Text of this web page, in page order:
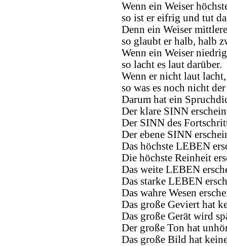
Wenn ein Weiser
so ist er eifrig und tut
Denn ein Weiser
so glaubt er halb, halb
Wenn ein Weiser
so lacht es laut darüber.
Wenn er nicht laut lacht,
so was es noch nicht
Darum hat ein
Der klare SINN
Der SINN des
Der ebene SINN
Das höchste LEBEN
Die höchste Reinheit
Das weite LEBEN
Das starke LEBEN
Das wahre Wesen
Das große Geviert hat
Das große Gerät wird
Der große Ton hat
Das große Bild hat